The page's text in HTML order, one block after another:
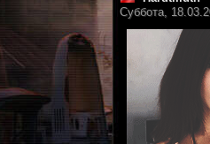
Суббота,